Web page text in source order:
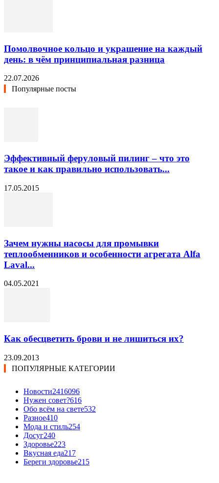
Помолвочное кольцо и украшение на каждый
день: в чём принципиальная разница
22.07.2026
Популярные посты
Эффективный феруловый пилинг – что это
такое и как правильно использовать...
17.05.2015
Зачем нужны насосы для промывки
теплообменников и особенности агрегата Alfa
Laval...
04.05.2021
Как обесцветить брови и не лишиться их?
23.09.2013
ПОПУЛЯРНЫЕ КАТЕГОРИИ
Новости2416096
Нужен совет?616
Обо всём на свете532
Разное410
Мода и стиль254
Досуг240
Здоровье223
Вкусная еда217
Береги здоровье215